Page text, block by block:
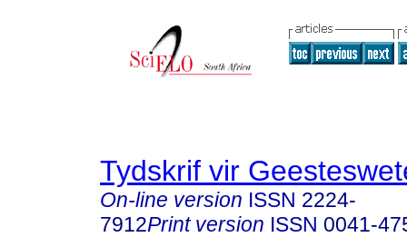
Tydskrif vir
On-line version ISSN 2224-
7912Print version ISSN 0041-